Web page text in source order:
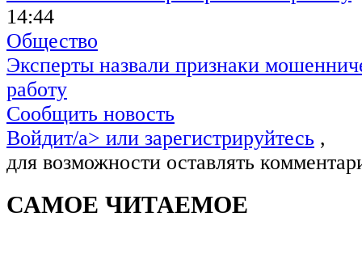
14:44
Общество
Эксперты назвали признаки
работу
Сообщить новость
Войдит/a> или зарегистрируйтесь ,
для возможности оставлять
САМОЕ ЧИТАЕМОЕ